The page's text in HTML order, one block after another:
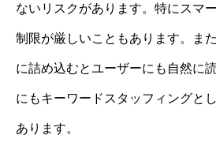
ないリスクがあります。特にスマ
制限が厳しいこともあります。ま
に詰め込むとユーザーにも自然に
にもキーワードスタッフィングと
あります。